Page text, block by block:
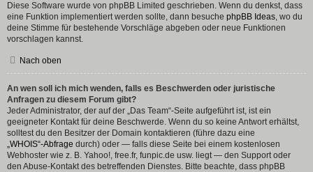
Diese Software wurde von phpBB Limited geschrieben. Wenn du denkst, dass
eine Funktion implementiert werden sollte, dann besuche phpBB Ideas, wo du
deine Stimme für bestehende Vorschläge abgeben oder neue Funktionen
vorschlagen kannst.
Nach oben
An wen soll ich mich wenden, falls es Beschwerden oder juristische
Anfragen zu diesem Forum gibt?
Jeder Administrator, der auf der „Das Team“-Seite aufgeführt ist, ist ein
geeigneter Kontakt für deine Beschwerde. Wenn du so keine Antwort erhältst,
solltest du den Besitzer der Domain kontaktieren (führe dazu eine
„WHOIS“-Abfrage durch) oder — falls diese Seite bei einem kostenlosen
Webhoster wie z. B. Yahoo!, free.fr, funpic.de usw. liegt — den Support oder
den Abuse-Kontakt des betreffenden Dienstes. Bitte beachte, dass phpBB